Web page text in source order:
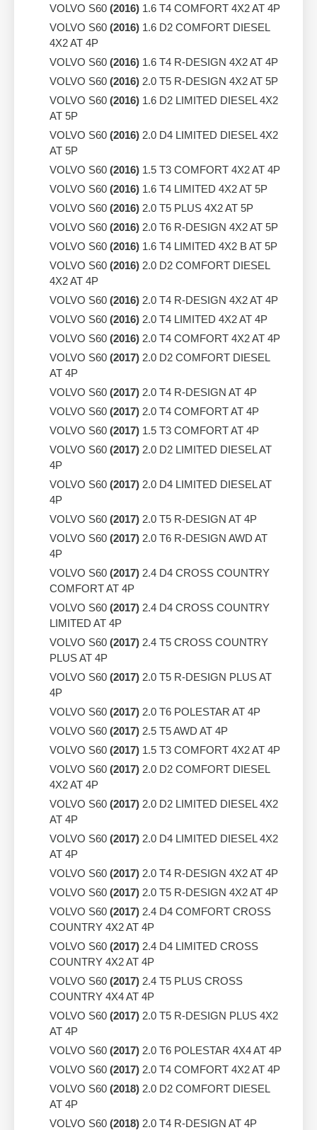
VOLVO S60 (2016) 1.6 T4 COMFORT 4X2 AT 4P
VOLVO S60 (2016) 1.6 D2 COMFORT DIESEL
4X2 AT 4P
VOLVO S60 (2016) 1.6 T4 R-DESIGN 4X2 AT 4P
VOLVO S60 (2016) 2.0 T5 R-DESIGN 4X2 AT 5P
VOLVO S60 (2016) 1.6 D2 LIMITED DIESEL 4X2
AT 5P
VOLVO S60 (2016) 2.0 D4 LIMITED DIESEL 4X2
AT 5P
VOLVO S60 (2016) 1.5 T3 COMFORT 4X2 AT 4P
VOLVO S60 (2016) 1.6 T4 LIMITED 4X2 AT 5P
VOLVO S60 (2016) 2.0 T5 PLUS 4X2 AT 5P
VOLVO S60 (2016) 2.0 T6 R-DESIGN 4X2 AT 5P
VOLVO S60 (2016) 1.6 T4 LIMITED 4X2 B AT 5P
VOLVO S60 (2016) 2.0 D2 COMFORT DIESEL
4X2 AT 4P
VOLVO S60 (2016) 2.0 T4 R-DESIGN 4X2 AT 4P
VOLVO S60 (2016) 2.0 T4 LIMITED 4X2 AT 4P
VOLVO S60 (2016) 2.0 T4 COMFORT 4X2 AT 4P
VOLVO S60 (2017) 2.0 D2 COMFORT DIESEL
AT 4P
VOLVO S60 (2017) 2.0 T4 R-DESIGN AT 4P
VOLVO S60 (2017) 2.0 T4 COMFORT AT 4P
VOLVO S60 (2017) 1.5 T3 COMFORT AT 4P
VOLVO S60 (2017) 2.0 D2 LIMITED DIESEL AT
4P
VOLVO S60 (2017) 2.0 D4 LIMITED DIESEL AT
4P
VOLVO S60 (2017) 2.0 T5 R-DESIGN AT 4P
VOLVO S60 (2017) 2.0 T6 R-DESIGN AWD AT
4P
VOLVO S60 (2017) 2.4 D4 CROSS COUNTRY
COMFORT AT 4P
VOLVO S60 (2017) 2.4 D4 CROSS COUNTRY
LIMITED AT 4P
VOLVO S60 (2017) 2.4 T5 CROSS COUNTRY
PLUS AT 4P
VOLVO S60 (2017) 2.0 T5 R-DESIGN PLUS AT
4P
VOLVO S60 (2017) 2.0 T6 POLESTAR AT 4P
VOLVO S60 (2017) 2.5 T5 AWD AT 4P
VOLVO S60 (2017) 1.5 T3 COMFORT 4X2 AT 4P
VOLVO S60 (2017) 2.0 D2 COMFORT DIESEL
4X2 AT 4P
VOLVO S60 (2017) 2.0 D2 LIMITED DIESEL 4X2
AT 4P
VOLVO S60 (2017) 2.0 D4 LIMITED DIESEL 4X2
AT 4P
VOLVO S60 (2017) 2.0 T4 R-DESIGN 4X2 AT 4P
VOLVO S60 (2017) 2.0 T5 R-DESIGN 4X2 AT 4P
VOLVO S60 (2017) 2.4 D4 COMFORT CROSS
COUNTRY 4X2 AT 4P
VOLVO S60 (2017) 2.4 D4 LIMITED CROSS
COUNTRY 4X2 AT 4P
VOLVO S60 (2017) 2.4 T5 PLUS CROSS
COUNTRY 4X4 AT 4P
VOLVO S60 (2017) 2.0 T5 R-DESIGN PLUS 4X2
AT 4P
VOLVO S60 (2017) 2.0 T6 POLESTAR 4X4 AT 4P
VOLVO S60 (2017) 2.0 T4 COMFORT 4X2 AT 4P
VOLVO S60 (2018) 2.0 D2 COMFORT DIESEL
AT 4P
VOLVO S60 (2018) 2.0 T4 R-DESIGN AT 4P